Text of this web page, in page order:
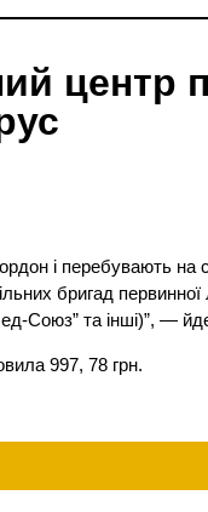
центр
і перебувають на
бригад первинної
Союз” та інші)”, —
997, 78 грн.